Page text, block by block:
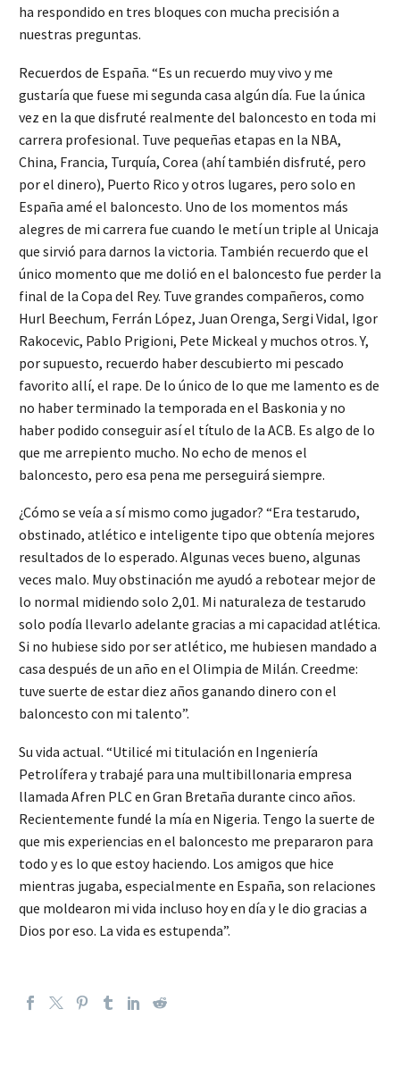
ha respondido en tres bloques con mucha precisión a
nuestras preguntas.
Recuerdos de España. “Es un recuerdo muy vivo y me
gustaría que fuese mi segunda casa algún día. Fue la única
vez en la que disfruté realmente del baloncesto en toda mi
carrera profesional. Tuve pequeñas etapas en la NBA,
China, Francia, Turquía, Corea (ahí también disfruté, pero
por el dinero), Puerto Rico y otros lugares, pero solo en
España amé el baloncesto. Uno de los momentos más
alegres de mi carrera fue cuando le metí un triple al Unicaja
que sirvió para darnos la victoria. También recuerdo que el
único momento que me dolió en el baloncesto fue perder la
final de la Copa del Rey. Tuve grandes compañeros, como
Hurl Beechum, Ferrán López, Juan Orenga, Sergi Vidal, Igor
Rakocevic, Pablo Prigioni, Pete Mickeal y muchos otros. Y,
por supuesto, recuerdo haber descubierto mi pescado
favorito allí, el rape. De lo único de lo que me lamento es de
no haber terminado la temporada en el Baskonia y no
haber podido conseguir así el título de la ACB. Es algo de lo
que me arrepiento mucho. No echo de menos el
baloncesto, pero esa pena me perseguirá siempre.
¿Cómo se veía a sí mismo como jugador? “Era testarudo,
obstinado, atlético e inteligente tipo que obtenía mejores
resultados de lo esperado. Algunas veces bueno, algunas
veces malo. Muy obstinación me ayudó a rebotear mejor de
lo normal midiendo solo 2,01. Mi naturaleza de testarudo
solo podía llevarlo adelante gracias a mi capacidad atlética.
Si no hubiese sido por ser atlético, me hubiesen mandado a
casa después de un año en el Olimpia de Milán. Creedme:
tuve suerte de estar diez años ganando dinero con el
baloncesto con mi talento”.
Su vida actual. “Utilicé mi titulación en Ingeniería
Petrolífera y trabajé para una multibillonaria empresa
llamada Afren PLC en Gran Bretaña durante cinco años.
Recientemente fundé la mía en Nigeria. Tengo la suerte de
que mis experiencias en el baloncesto me prepararon para
todo y es lo que estoy haciendo. Los amigos que hice
mientras jugaba, especialmente en España, son relaciones
que moldearon mi vida incluso hoy en día y le dio gracias a
Dios por eso. La vida es estupenda”.